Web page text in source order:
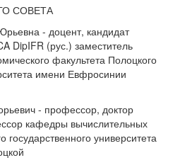
СОВЕТА
- доцент, кандидат
DipIFR (рус.) заместитель
факультета Полоцкого
имени Евфросинии
- профессор, доктор
кафедры вычислительных
государственного университета